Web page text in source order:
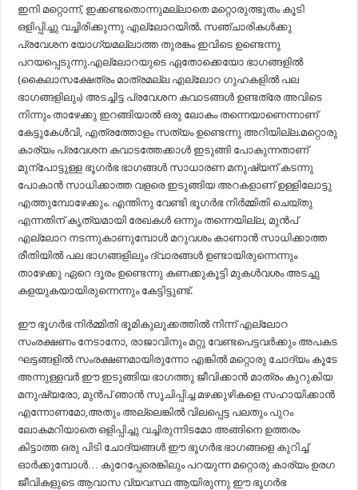
ഇനി മറ്റൊന്ന്, ഇക്കണ്ടതൊന്നുമല്ലാതെ മറ്റൊരുത്ഭുതം കൂടി
ഒളിപ്പിച്ചു വച്ചിരിക്കുന്നു എല്ലോറയിൽ. സഞ്ചാരികൾക്കു
പ്രവേശന യോഗ്യമല്ലാത്ത തുരങ്കം ഇവിടെ ഉണ്ടെന്നു
പറയപ്പെടുന്നു.എല്ലോറയുടെ ഏതോക്കെയോ ഭാഗങ്ങളിൽ
(കൈലാസക്ഷേത്രം മാത്രമല്ല എല്ലോറ ഗുഹകളിൽ പല
ഭാഗങ്ങളിലും) അടച്ചിട്ട പ്രവേശന കവാടങ്ങൾ ഉണ്ടത്രേ അവിടെ
നിന്നും താഴേക്കു ഇറങ്ങിയാൽ ഒരു ലോകം തന്നെയാണെന്നാണ്
കേട്ടുകേൾവി, എത്രത്തോളം സത്യം ഉണ്ടെന്നു അറിയില്ല.മറ്റൊരു
കാര്യം പ്രവേശന കവാടത്തേക്കാൾ ഇടുങ്ങി പോകുന്നതാണ്
മുന്പോട്ടുള്ള ഭൂഗർഭ ഭാഗങ്ങൾ സാധാരണ മനുഷ്യന് കടന്നു
പോകാൻ സാധിക്കാത്ത വളരെ ഇടുങ്ങിയ അറകളാണ് ഉള്ളിലോട്ടു
എത്തുമ്പോഴേക്കും. എന്തിനു വേണ്ടി ഭൂഗർഭ നിർമ്മിതി ചെയ്തു
എന്നതിന് കൃത്യമായി രേഖകൾ ഒന്നും തന്നെയില്ല, മുൻപ്
എല്ലോറ നടന്നുകാണുമ്പോൾ മറുവശം കാണാൻ സാധിക്കാത്ത
രീതിയിൽ പല ഭാഗങ്ങളിലും ദ്വാരങ്ങൾ ഉണ്ടായിരുന്നെന്നും
താഴേക്കു ഏറെ ദൂരം ഉണ്ടെന്നു കണക്കുകൂട്ടി മുകൾവശം അടച്ചു
കളയുകയായിരുന്നെന്നും കേട്ടിട്ടുണ്ട്.
ഈ ഭൂഗർഭ നിർമ്മിതി ഭൂമികുലുക്കത്തിൽ നിന്ന് എല്ലോറ
സംരക്ഷണം നേടാനോ, രാജാവിനും മറ്റു വേണ്ടപെട്ടവർക്കും അപകട
ഘട്ടങ്ങളിൽ സംരക്ഷണമായിരുന്നോ എങ്കിൽ മറ്റൊരു ചോദ്യം കൂടേ
അന്നുള്ളവർ ഈ ഇടുങ്ങിയ ഭാഗത്തു ജീവിക്കാൻ മാത്രം കുറുകിയ
മനുഷ്യരോ, മുൻപ് ഞാൻ സൂചിപ്പിച്ച മഴക്കുഴികളെ സഹായിക്കാൻ
എന്നോണമോ,അതും അല്ലെങ്കിൽ വിലപ്പെട്ട പലതും പുറം
ലോകമറിയാതെ ഒളിപ്പിച്ചു വച്ചിരുന്നിടമോ അങ്ങിനെ ഉത്തരം
കിട്ടാത്ത ഒരു പിടി ചോദ്യങ്ങൾ ഈ ഭൂഗർഭ ഭാഗങ്ങളെ കുറിച്ച്
ഓർക്കുമ്പോൾ… കുറേപ്പേരെങ്കിലും പറയുന്ന മറ്റൊരു കാര്യം ഉരഗ
ജീവികളുടെ ആവാസ വ്യവസ്ഥ ആയിരുന്നു ഈ ഭൂഗർഭ